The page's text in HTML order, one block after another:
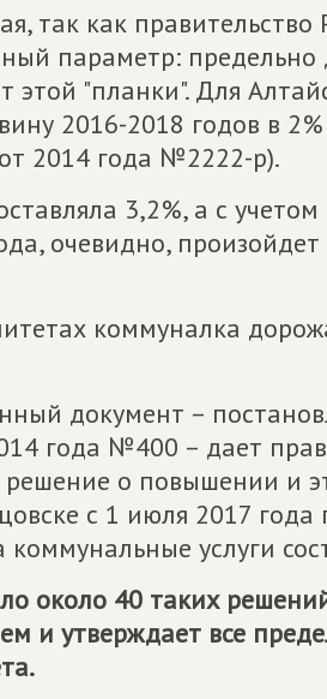
так как
параметр: предельно
"планки". Для
2016-2018 годов в 2%
2014 года №2222-р).
3,2%, а с
очевидно,
коммуналка
документ –
года №400 – дает
о повышении и
с 1 июля 2017 года
услуги
около 40 таких
и утверждает все